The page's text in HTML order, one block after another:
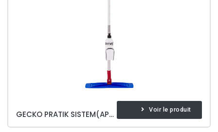
GECKO PRATIK SISTEM(APARAT DAHIL) Voir le produit